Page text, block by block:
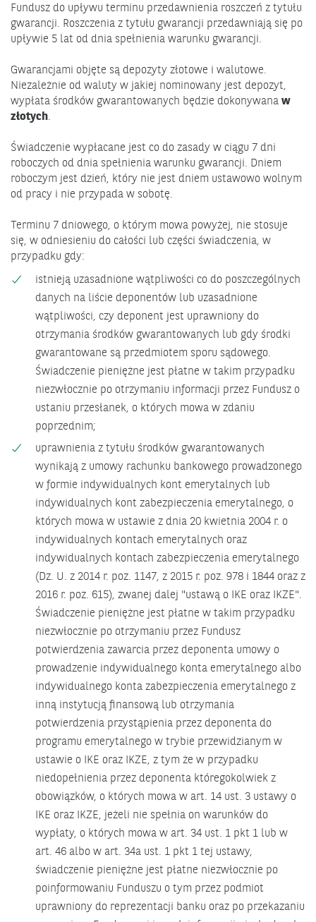
Fundusz do upływu terminu przedawnienia roszczeń z tytułu
gwarancji. Roszczenia z tytułu gwarancji przedawniają się po
upływie 5 lat od dnia spełnienia warunku gwarancji.
Gwarancjami objęte są depozyty złotowe i walutowe.
Niezależnie od waluty w jakiej nominowany jest depozyt,
wypłata środków gwarantowanych będzie dokonywana w
złotych.
Świadczenie wypłacane jest co do zasady w ciągu 7 dni
roboczych od dnia spełnienia warunku gwarancji. Dniem
roboczym jest dzień, który nie jest dniem ustawowo wolnym
od pracy i nie przypada w sobotę.
Terminu 7 dniowego, o którym mowa powyżej, nie stosuje
się, w odniesieniu do całości lub części świadczenia, w
przypadku gdy:
istnieją uzasadnione wątpliwości co do poszczególnych
danych na liście deponentów lub uzasadnione
wątpliwości, czy deponent jest uprawniony do
otrzymania środków gwarantowanych lub gdy środki
gwarantowane są przedmiotem sporu sądowego.
Świadczenie pieniężne jest płatne w takim przypadku
niezwłocznie po otrzymaniu informacji przez Fundusz o
ustaniu przesłanek, o których mowa w zdaniu
poprzednim;
uprawnienia z tytułu środków gwarantowanych
wynikają z umowy rachunku bankowego prowadzonego
w formie indywidualnych kont emerytalnych lub
indywidualnych kont zabezpieczenia emerytalnego, o
których mowa w ustawie z dnia 20 kwietnia 2004 r. o
indywidualnych kontach emerytalnych oraz
indywidualnych kontach zabezpieczenia emerytalnego
(Dz. U. z 2014 r. poz. 1147, z 2015 r. poz. 978 i 1844 oraz z
2016 r. poz. 615), zwanej dalej "ustawą o IKE oraz IKZE".
Świadczenie pieniężne jest płatne w takim przypadku
niezwłocznie po otrzymaniu przez Fundusz
potwierdzenia zawarcia przez deponenta umowy o
prowadzenie indywidualnego konta emerytalnego albo
indywidualnego konta zabezpieczenia emerytalnego z
inną instytucją finansową lub otrzymania
potwierdzenia przystąpienia przez deponenta do
programu emerytalnego w trybie przewidzianym w
ustawie o IKE oraz IKZE, z tym że w przypadku
niedopełnienia przez deponenta któregokolwiek z
obowiązków, o których mowa w art. 14 ust. 3 ustawy o
IKE oraz IKZE, jeżeli nie spełnia on warunków do
wypłaty, o których mowa w art. 34 ust. 1 pkt 1 lub w
art. 46 albo w art. 34a ust. 1 pkt 1 tej ustawy,
świadczenie pieniężne jest płatne niezwłocznie po
poinformowaniu Funduszu o tym przez podmiot
uprawniony do reprezentacji banku oraz po przekazaniu